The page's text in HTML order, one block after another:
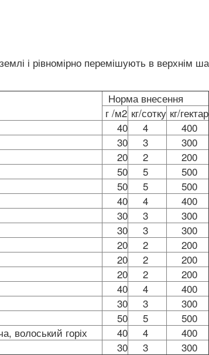
і рівномірно перемішують в верхнім
Норма внесення
г /м2 кг/сотку кг/гектар
40 4
400
30 3
300
20 2
200
50 5
500
50 5
500
40 4
400
30 3
300
30 3
300
20 2
200
20 2
200
20 2
200
40 4
400
30 3
300
50 5
500
волоський горіх
40 4
400
30 3 300